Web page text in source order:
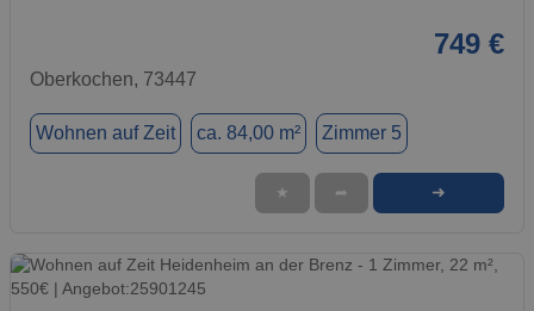
749 €
Oberkochen, 73447
Wohnen auf Zeit ca. 84,00 m² Zimmer 5
★ ➦ ➜